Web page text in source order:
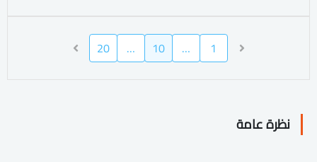
1
…
10
…
20
نظرة عامة